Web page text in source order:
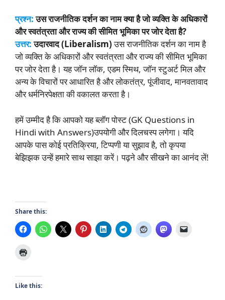
प्रश्न:उस राजनीतिक दर्शन का नाम क्या है जो व्यक्ति के अधिकारों
और स्वतंत्रता और राज्य की सीमित भूमिका पर जोर देता है?
उत्तर: उदारवाद (Liberalism)उस राजनीतिक दर्शन का नाम है
जो व्यक्ति के अधिकारों और स्वतंत्रता और राज्य की सीमित भूमिका
पर जोर देता है। यह जॉन लॉक, एडम स्मिथ, जॉन स्टुअर्ट मिल और
अन्य के विचारों पर आधारित है और लोकतंत्र, पूंजीवाद, मानवतावाद
और धर्मनिरपेक्षता की वकालत करता है।
हमें उम्मीद है कि आपको यह ब्लॉग पोस्ट (GK Questions in
Hindi with Answers)उपयोगी और दिलचस्प लगेगा। यदि
आपके पास कोई प्रतिक्रिया, टिप्पणी या सुझाव है, तो कृपया
बेझिझक उन्हें हमारे साथ साझा करें। पढ़ने और सीखने का आनंद लें!
Share this:
Like this: